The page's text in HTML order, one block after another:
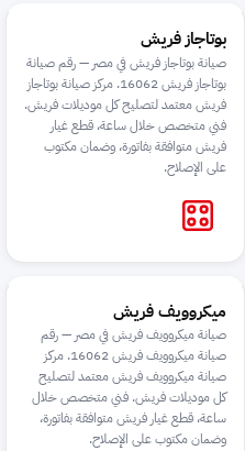
بوتاجاز فريش
صيانة بوتاجاز فريش في مصر — رقم صيانة
بوتاجاز فريش 16062. مركز صيانة بوتاجاز
فريش معتمد لتصليح كل موديلات فريش.
فني متخصص خلال ساعة، قطع غيار
فريش متوافقة بفاتورة، وضمان مكتوب
على الإصلاح.
ميكروويف فريش
صيانة ميكروويف فريش في مصر — رقم
صيانة ميكروويف فريش 16062. مركز
صيانة ميكروويف فريش معتمد لتصليح
كل موديلات فريش. فني متخصص خلال
ساعة، قطع غيار فريش متوافقة بفاتورة،
وضمان مكتوب على الإصلاح.